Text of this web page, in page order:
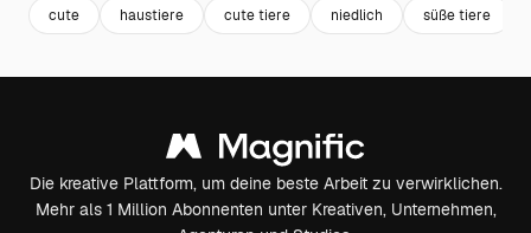
cute haustiere cute tiere niedlich süße tiere
Die kreative Plattform, um deine beste Arbeit zu verwirklichen.
Mehr als 1 Million Abonnenten unter Kreativen, Unternehmen,